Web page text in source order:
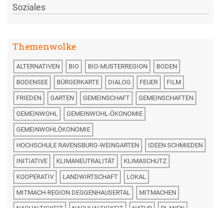
Soziales
Themenwolke
ALTERNATIVEN BIO BIO-MUSTERREGION BODEN
BODENSEE BÜRGERKARTE DIALOG FEUER FILM
FRIEDEN GARTEN GEMEINSCHAFT GEMEINSCHAFTEN
GEMEINWOHL GEMEINWOHL-ÖKONOMIE
GEMEINWOHLÖKONOMIE
HOCHSCHULE RAVENSBURG-WEINGARTEN IDEEN SCHMIEDEN
INITIATIVE KLIMANEUTRALITÄT KLIMASCHUTZ
KOOPERATIV LANDWIRTSCHAFT LOKAL
MITMACH-REGION DEGGENHAUSERTAL MITMACHEN